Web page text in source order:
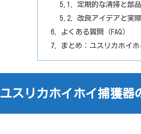
定期的な清掃と部
改良アイデアと実
よくある質問（FAQ）
まとめ：ユスリカホイ
ユスリカホイホイ捕獲器